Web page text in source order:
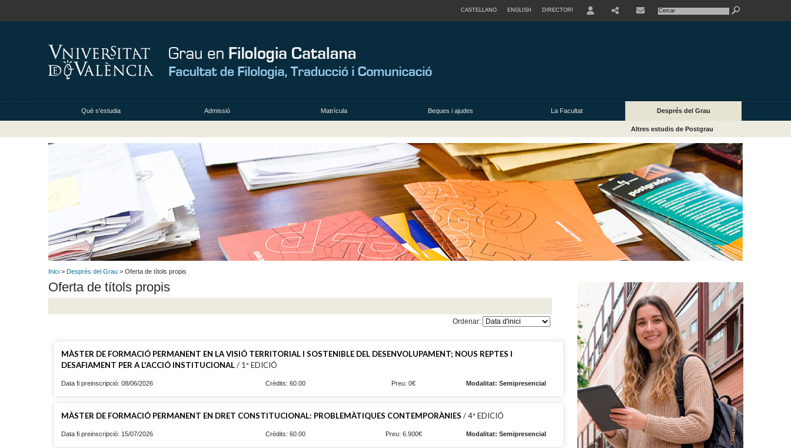
CASTELLANO ENGLISH DIRECTORI
Què s'estudia Admissió Matrícula Beques i ajudes La Facultat Després del Grau
Altres estudis de Postgrau
Inici > Després del Grau > Oferta de títols propis
Oferta de títols propis
Ordenar:
MÀSTER DE FORMACIÓ PERMANENT EN LA VISIÓ TERRITORIAL I SOSTENIBLE DEL DESENVOLUPAMENT; NOUS REPTES I
DESAFIAMENT PER A L'ACCIÓ INSTITUCIONAL/ 1ª EDICIÓ
Data fi preinscripció: 08/06/2026 Crèdits: 60.00 Preu: 0€ Modalitat: Semipresencial
MÀSTER DE FORMACIÓ PERMANENT EN DRET CONSTITUCIONAL: PROBLEMÀTIQUES CONTEMPORÀNIES / 4ª EDICIÓ
Data fi preinscripció: 15/07/2026 Crèdits: 60.00 Preu: 6.900€ Modalitat: Semipresencial